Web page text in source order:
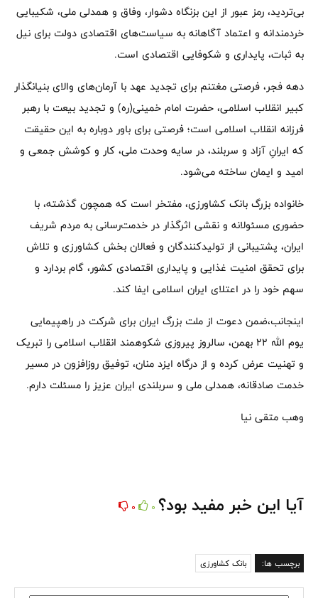
بی‌تردید، رمز عبور از این بزنگاه دشوار، وفاق و همدلی ملی، شکیبایی
خردمندانه و اعتماد آگاهانه به سیاست‌های اقتصادی دولت برای نیل
به ثبات، پایداری و شکوفایی اقتصادی است.
دهه فجر، فرصتی مغتنم برای تجدید عهد با آرمان‌های والای بنیانگذار
کبیر انقلاب اسلامی، حضرت امام خمینی(ره) و تجدید بیعت با رهبر
فرزانه انقلاب اسلامی است؛ فرصتی برای باور دوباره به این حقیقت
که ایرانِ آزاد و سربلند، در سایه وحدت ملی، کار و کوشش جمعی و
امید و ایمان ساخته می‌شود.
خانواده بزرگ بانک کشاورزی، مفتخر است که همچون گذشته، با
حضوری مسئولانه و نقشی اثرگذار در خدمت‌رسانی به مردم شریف
ایران، پشتیبانی از تولیدکنندگان و فعالان بخش کشاورزی و تلاش
برای تحقق امنیت غذایی و پایداری اقتصادی کشور، گام بردارد و
سهم خود را در اعتلای ایران اسلامی ایفا کند.
اینجانب،ضمن دعوت از ملت بزرگ ایران برای شرکت در راهپیمایی
یوم الله ۲۲ بهمن، سالروز پیروزی شکوهمند انقلاب اسلامی را تبریک
و تهنیت عرض کرده و از درگاه ایزد منان، توفیق روزافزون در مسیر
خدمت صادقانه، همدلی ملی و سربلندی ایران عزیز را مسئلت دارم.
وهب متقی نیا
آیا این خبر مفید بود؟ 0
0
برچسب ها: بانک کشاورزی